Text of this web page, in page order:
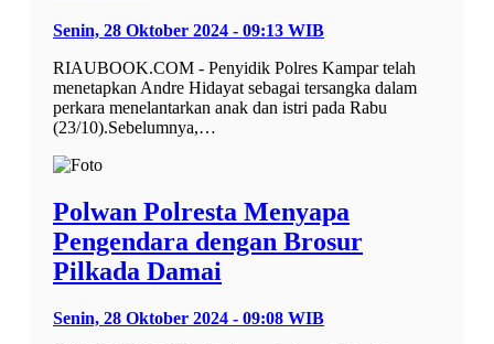
Senin, 28 Oktober 2024 - 09:13 WIB
RIAUBOOK.COM - Penyidik Polres Kampar telah
menetapkan Andre Hidayat sebagai tersangka dalam
perkara menelantarkan anak dan istri pada Rabu
(23/10).Sebelumnya,…
Polwan Polresta Menyapa
Pengendara dengan Brosur
Pilkada Damai
Senin, 28 Oktober 2024 - 09:08 WIB